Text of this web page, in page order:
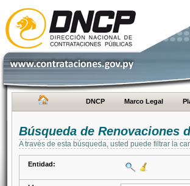
DNCP Marco Legal
Búsqueda de Renovaciones
A través de esta búsqueda, usted puede filtrar la
Entidad: